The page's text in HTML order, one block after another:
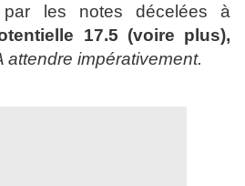
les notes décelées à
17.5 (voire plus),
attendre impérativement.